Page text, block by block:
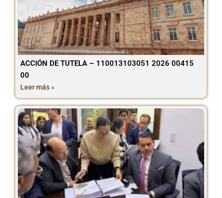
ACCIÓN DE TUTELA – 110013103051 2026 00415
00
Leer más »